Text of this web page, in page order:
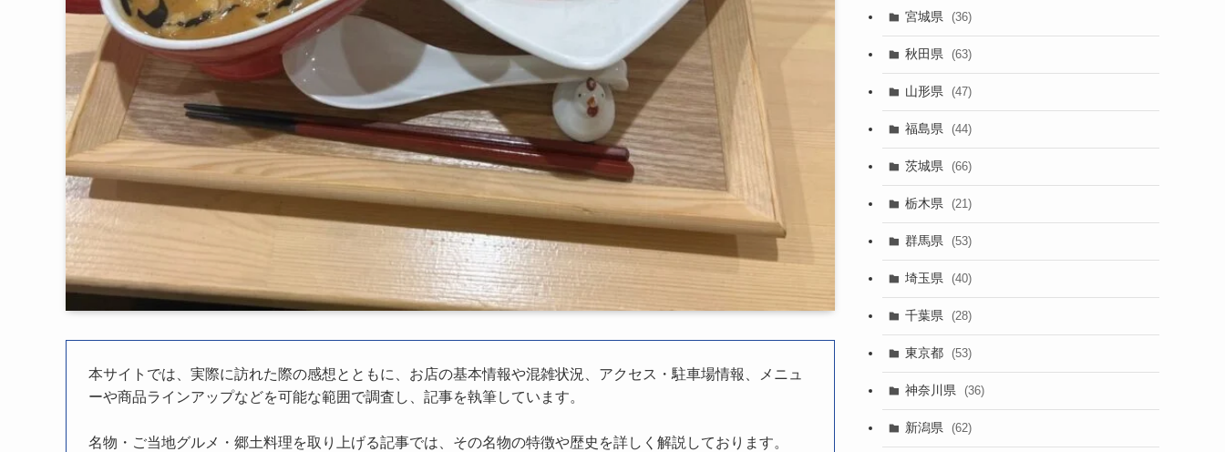
本サイトでは、実際に訪れた際の感想とともに、お店の基本情報や混雑状況、アクセス・駐車場情報、メニュ
ーや商品ラインアップなどを可能な範囲で調査し、記事を執筆しています。
名物・ご当地グルメ・郷土料理を取り上げる記事では、その名物の特徴や歴史を詳しく解説しております。
宮城県 (36)
秋田県 (63)
山形県 (47)
福島県 (44)
茨城県 (66)
栃木県 (21)
群馬県 (53)
埼玉県 (40)
千葉県 (28)
東京都 (53)
神奈川県 (36)
新潟県 (62)